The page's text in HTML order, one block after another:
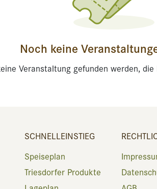
Noch keine
Veranstaltung gefunden werden,
SCHNELLEINSTIEG
Speiseplan
Triesdorfer Produkte